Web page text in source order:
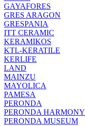
GAYAFORES
GRES ARAGON
GRESPANIA
ITT CERAMIC
KERAMIKOS
KTL-KERATILE
KERLIFE
LAND
MAINZU
MAYOLICA
PAMESA
PERONDA
PERONDA HARMONY
PERONDA MUSEUM